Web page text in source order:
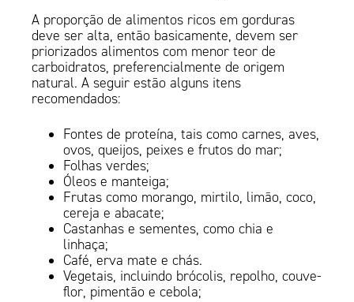
A proporção de alimentos ricos em gorduras
deve ser alta, então basicamente, devem ser
priorizados alimentos com menor teor de
carboidratos, preferencialmente de origem
natural. A seguir estão alguns itens
recomendados:
Fontes de proteína, tais como carnes, aves,
ovos, queijos, peixes e frutos do mar;
Folhas verdes;
Óleos e manteiga;
Frutas como morango, mirtilo, limão, coco,
cereja e abacate;
Castanhas e sementes, como chia e
linhaça;
Café, erva mate e chás.
Vegetais, incluindo brócolis, repolho, couve-
flor, pimentão e cebola;